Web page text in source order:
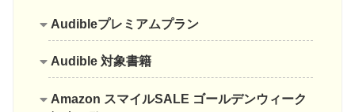
Audibleプレミアムプラン
Audible 対象書籍
Amazon スマイルSALE ゴールデンウィーク